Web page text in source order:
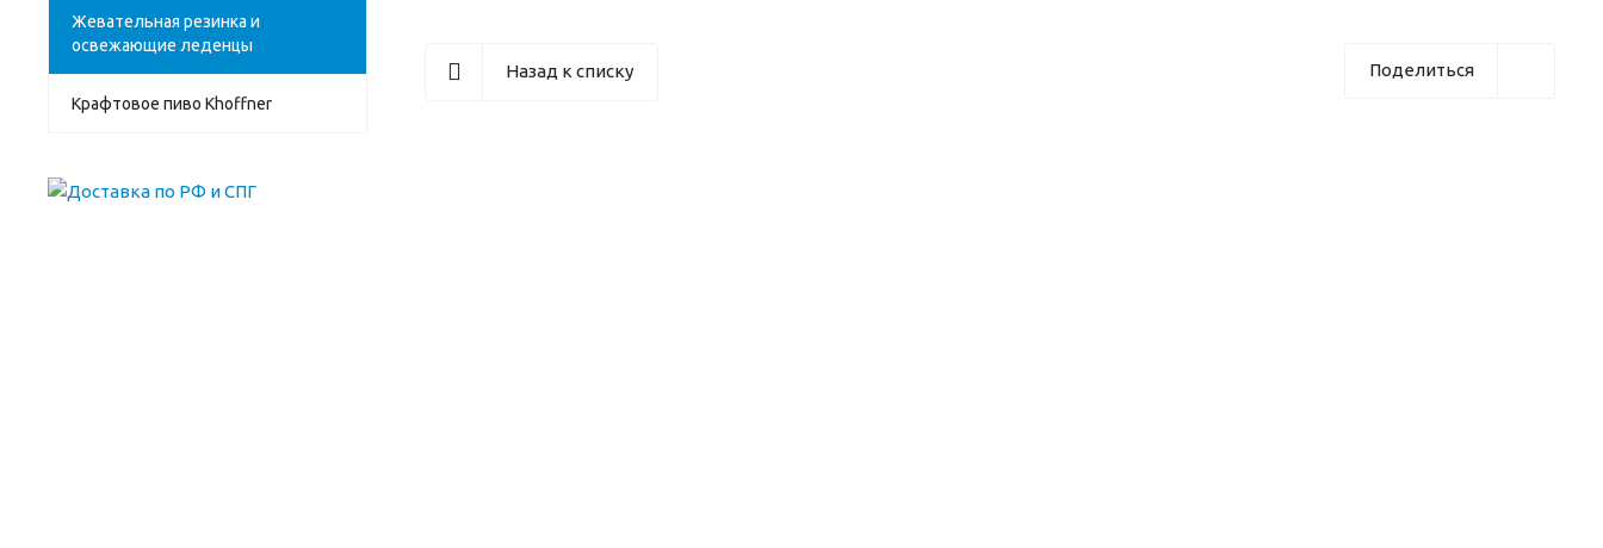
Поделиться
Назад к списку
Жевательная резинка и
освежающие леденцы
Крафтовое пиво Khoffner